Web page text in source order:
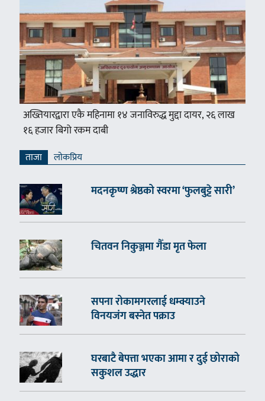
अख्तियारद्वारा एकै महिनामा १४ जनाविरुद्ध मुद्दा दायर, २६ लाख
१६ हजार बिगो रकम दाबी
ताजा लाेकप्रिय
मदनकृष्ण श्रेष्ठको स्वरमा ‘फुलबुट्टे सारी’
चितवन निकुञ्जमा गैँडा मृत फेला
सपना रोकामगरलाई धम्क्याउने
विनयजंग बस्नेत पक्राउ
घरबाटै बेपत्ता भएका आमा र दुई छोराको
सकुशल उद्धार